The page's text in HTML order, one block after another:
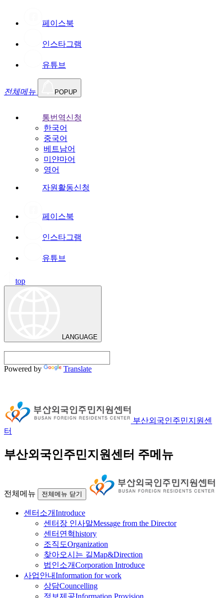
페이스북
인스타그램
유튜브
전체메뉴 POPUP
통번역신청
한국어
중국어
베트남어
미얀마어
영어
자원활동신청
페이스북
인스타그램
유튜브
top
LANGUAGE
Powered by Translate
부산외국인주민지원센
터
부산외국인주민지원센터 주메뉴
전체메뉴 전체메뉴 닫기
센터소개Introduce
센터장 인사말Message from the Director
센터연혁history
조직도Organization
찾아오시는 길Map&Direction
법인소개Corporation Introduce
사업안내Information for work
상담Councelling
정보제공Information Provision